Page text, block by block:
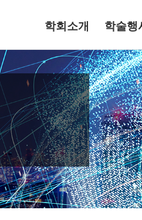
학회소개 학술행